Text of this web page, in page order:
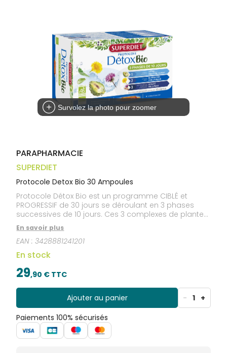
Homme
Solaire
Visage
Survolez la photo pour zoomer
PARAPHARMACIE
SUPERDIET
Protocole Detox Bio 30 Ampoules
Protocole Détox Bio est un programme CIBLÉ et
PROGRESSIF de 30 jours se déroulant en 3 phases
successives de 10 jours. Ces 3 complexes de plantes
Bio sont formulés selon les principes de la
naturopathie à base de plantes sélectionnées pour
vous par les Laboratoires SUPER DIET.
En savoir plus
EAN :3428881241201
En stock
29,90 € TTC
Ajouter au panier - 1 +
Paiements 100% sécurisés